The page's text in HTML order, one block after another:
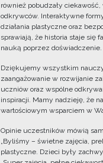
również pobudzały
odkrywców. Interaktywne
działania plastyczne oraz
sprawiają, że historia staje się
nauką poprzez doświadczenie.
Dziękujemy wszystkim
zaangażowanie w rozwijanie
uczniów oraz wspólne
inspiracji. Mamy nadzieję, że
wartościowym wsparciem w
Opinie uczestników mówią
„Byliśmy – świetne zajęcia,
plastyczne. Dzieci były